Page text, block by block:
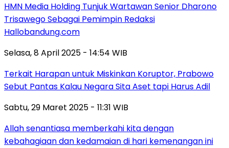
HMN Media Holding Tunjuk Wartawan Senior Dharono
Trisawego Sebagai Pemimpin Redaksi
Hallobandung.com
Selasa, 8 April 2025 - 14:54 WIB
Terkait Harapan untuk Miskinkan Koruptor, Prabowo
Sebut Pantas Kalau Negara Sita Aset tapi Harus Adil
Sabtu, 29 Maret 2025 - 11:31 WIB
Allah senantiasa memberkahi kita dengan
kebahagiaan dan kedamaian di hari kemenangan ini